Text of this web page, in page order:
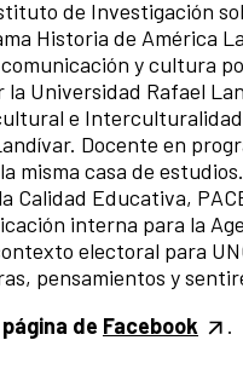
de Investigación
Historia de América
y cultura
Universidad Rafael
e
Docente en
misma casa de
Educativa,
interna para la
electoral para
pensamientos y
de Facebook .